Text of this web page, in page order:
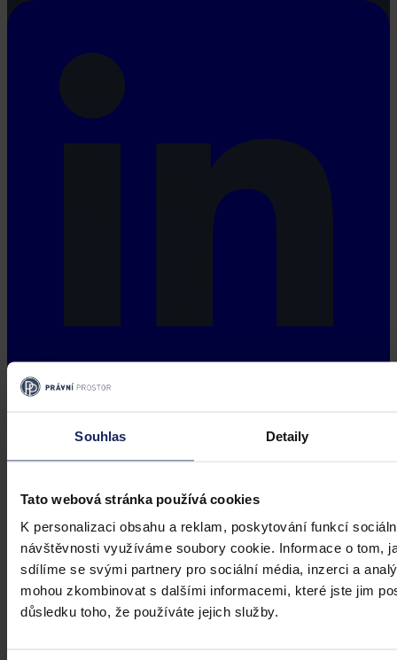
Souhlas Detaily
Tato webová stránka používá cookies
K personalizaci obsahu a reklam, poskytování funkcí
návštěvnosti využíváme soubory cookie. Informace o tom,
sdílíme se svými partnery pro sociální média, inzerci a
mohou zkombinovat s dalšími informacemi, které jste jim
důsledku toho, že používáte jejich služby.